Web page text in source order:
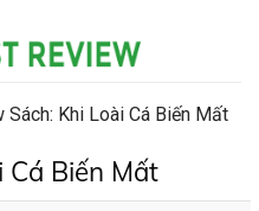
Sách: Khi Loài Cá Biến Mất
Cá Biến Mất